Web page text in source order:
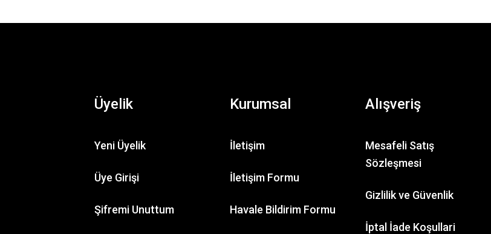
Üyelik
Yeni Üyelik
Üye Girişi
Şifremi Unuttum
Kurumsal
İletişim
İletişim Formu
Havale Bildirim Formu
Alışveriş
Mesafeli Satış
Sözleşmesi
Gizlilik ve Güvenlik
İptal İade Koşullari